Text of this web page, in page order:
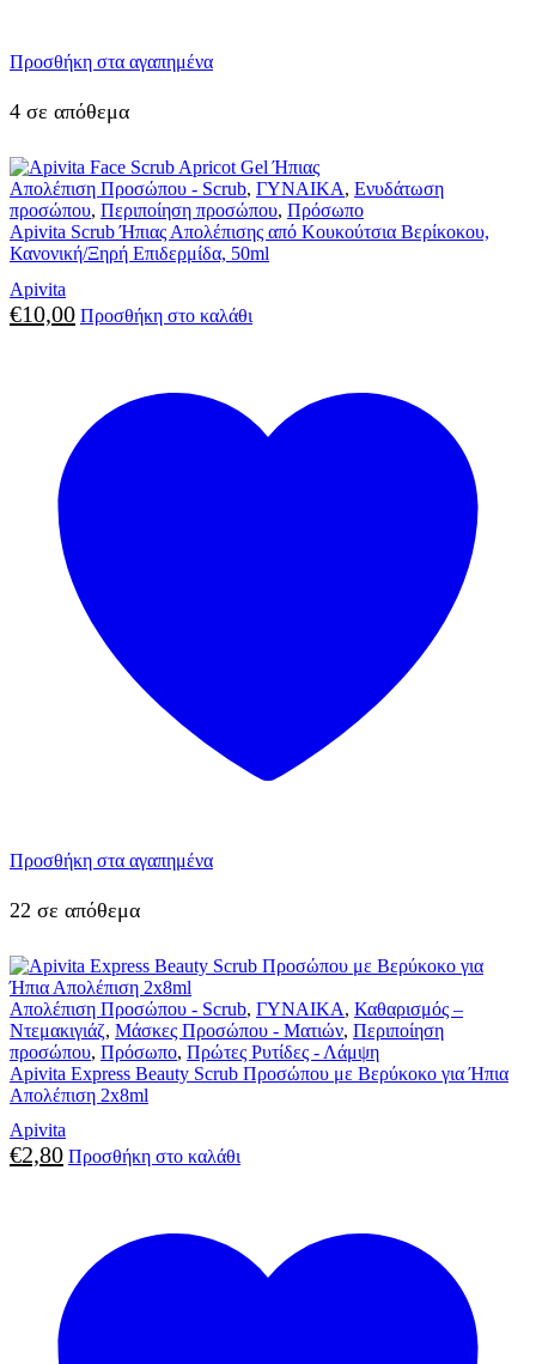
Προσθήκη στα αγαπημένα
4 σε απόθεμα
Απολέπιση Προσώπου - Scrub, ΓΥΝΑΙΚΑ, Ενυδάτωση
προσώπου, Περιποίηση προσώπου, Πρόσωπο
Apivita Scrub Ήπιας Απολέπισης από Κουκούτσια Βερίκοκου,
Κανονική/Ξηρή Επιδερμίδα, 50ml
Apivita
€10,00 Προσθήκη στο καλάθι
Προσθήκη στα αγαπημένα
22 σε απόθεμα
Απολέπιση Προσώπου - Scrub, ΓΥΝΑΙΚΑ, Καθαρισμός –
Ντεμακιγιάζ, Μάσκες Προσώπου - Ματιών, Περιποίηση
προσώπου, Πρόσωπο, Πρώτες Ρυτίδες - Λάμψη
Apivita Express Beauty Scrub Προσώπου με Βερύκοκο για Ήπια
Απολέπιση 2x8ml
Apivita
€2,80 Προσθήκη στο καλάθι